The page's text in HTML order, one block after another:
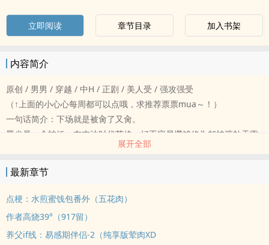
立即阅读 章节目录 加入书架
内容简介
原创 / ‎‌男‍男‌‎‎ / 穿越 / 中H / 正剧 / ‍‌美‎‌人‎受‌‌ / 强攻强受
（↑上面的小心心每周都可以点哦，求推荐票票mua～！）
一句话简介：下场就是被‌肏‌了又‌肏‌。
墨尘是一个蛇妖，在末法时代苦修，好不容易攒够修为却被渡劫天雷
劈死，灵魂被一个自称‘系统’的东西绑定，说只要完成一系列任务，就
他在各色前置小世界里摸爬滚打，成功通过了实习期考核，在正式开
始做任务之前，墨尘拍着胸脯保证，只当磨刀石，绝不阻碍主角事业
他做到了前半部分。
兢兢业业地在主角团面前作死跳脚。
展开全部
最新章节
点梗：水煎蜜饯包番外（五花肉）
作者高烧39°（917留）
养父if线：易感期伴侣-2（纯享版荤肉XD